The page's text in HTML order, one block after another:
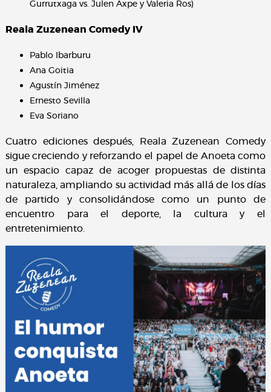
Gurrutxaga vs. Julen Axpe y Valeria Ros)
Reala Zuzenean Comedy IV
Pablo Ibarburu
Ana Goitia
Agustín Jiménez
Ernesto Sevilla
Eva Soriano
Cuatro ediciones después, Reala Zuzenean Comedy
sigue creciendo y reforzando el papel de Anoeta como
un espacio capaz de acoger propuestas de distinta
naturaleza, ampliando su actividad más allá de los días
de partido y consolidándose como un punto de
encuentro para el deporte, la cultura y el
entretenimiento.